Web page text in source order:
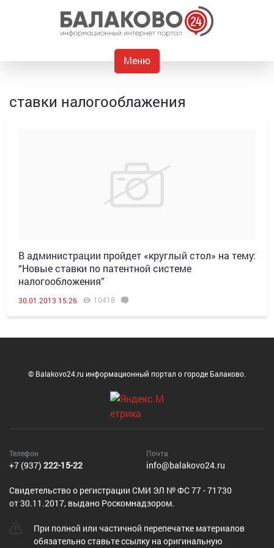
Меню
ставки налогооблажения
В администрации пройдет «круглый стол» на тему:
“Новые ставки по патентной системе
налогообложения”
30.01.2013 15:26 10418
© Balakovo24.ru информационный портал о городе Балаково.
Телефон
+7 (937) 222-15-22
Почта
info@balakovo24.ru
Cвидетельство о регистрации СМИ ЭЛ № ФС 77 - 71730
от 30.11.2017, выдано Роскомнадзором.
При полной или частичной перепечатке материалов
обязательно ставьте ссылку на оригинальную